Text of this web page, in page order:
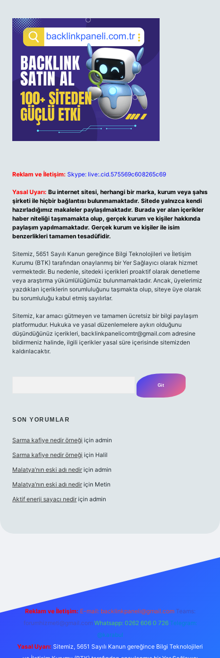
Reklam ve İletişim: Skype: live:.cid.575569c608265c69
Yasal Uyarı: Bu internet sitesi, herhangi bir marka, kurum veya şahıs
şirketi ile hiçbir bağlantısı bulunmamaktadır. Sitede yalnızca kendi
hazırladığımız makaleler paylaşılmaktadır. Burada yer alan içerikler
haber niteliği taşımamakta olup, gerçek kurum ve kişiler hakkında
paylaşım yapılmamaktadır. Gerçek kurum ve kişiler ile isim
benzerlikleri tamamen tesadüfidir.
Sitemiz, 5651 Sayılı Kanun gereğince Bilgi Teknolojileri ve İletişim
Kurumu (BTK) tarafından onaylanmış bir Yer Sağlayıcı olarak hizmet
vermektedir. Bu nedenle, sitedeki içerikleri proaktif olarak denetleme
veya araştırma yükümlülüğümüz bulunmamaktadır. Ancak, üyelerimiz
yazdıkları içeriklerin sorumluluğunu taşımakta olup, siteye üye olarak
bu sorumluluğu kabul etmiş sayılırlar.
Sitemiz, kar amacı gütmeyen ve tamamen ücretsiz bir bilgi paylaşım
platformudur. Hukuka ve yasal düzenlemelere aykırı olduğunu
düşündüğünüz içerikleri, backlinkpanelicomtr@gmail.com adresine
bildirmeniz halinde, ilgili içerikler yasal süre içerisinde sitemizden
kaldırılacaktır.
SON YORUMLAR
Sarma kafiye nedir örneği için admin
Sarma kafiye nedir örneği için Halil
Malatya’nın eski adı nedir için admin
Malatya’nın eski adı nedir için Metin
Aktif enerji sayacı nedir için admin
Reklam ve İletişim: E-mail: backlinkpaneli@gmail.com Teams:
forumhizmeti@gmail.com Whatsapp: 0262 606 0 726 Telegram:
@karabul
Yasal Uyarı: Sitemiz, 5651 Sayılı Kanun gereğince Bilgi Teknolojileri